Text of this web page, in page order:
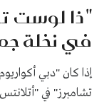
"ذا لوست
في نخلة
إذا كان "دبي
تشامبرز" في